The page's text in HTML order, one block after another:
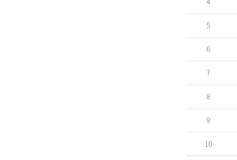
5
6
7
8
9
10